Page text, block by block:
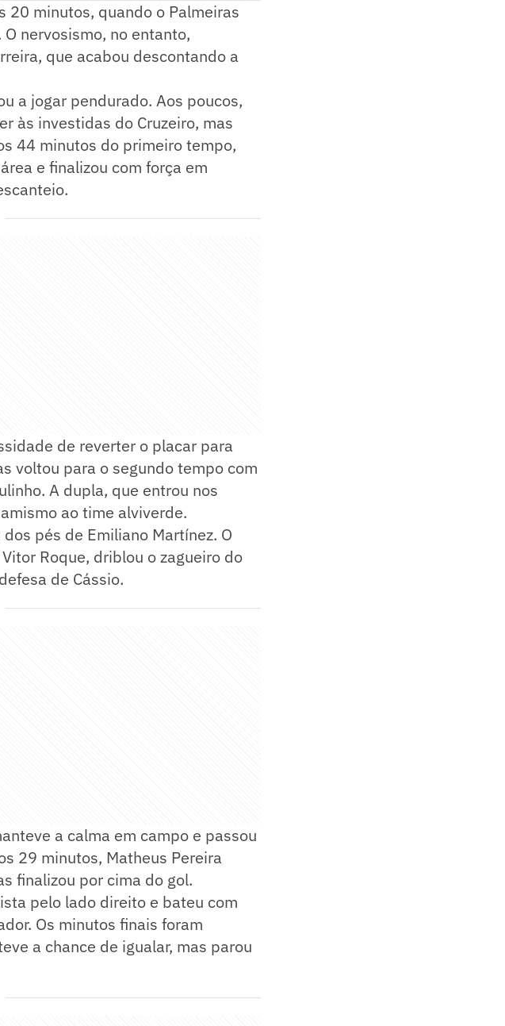
20 minutos, quando o Palmeiras
nervosismo, no entanto,
que acabou descontando a
a jogar pendurado. Aos poucos,
às investidas do Cruzeiro, mas
44 minutos do primeiro tempo,
e finalizou com força em
de reverter o placar para
voltou para o segundo tempo com
A dupla, que entrou nos
ao time alviverde.
pés de Emiliano Martínez. O
Roque, driblou o zagueiro do
de Cássio.
a calma em campo e passou
29 minutos, Matheus Pereira
finalizou por cima do gol.
pelo lado direito e bateu com
Os minutos finais foram
a chance de igualar, mas parou